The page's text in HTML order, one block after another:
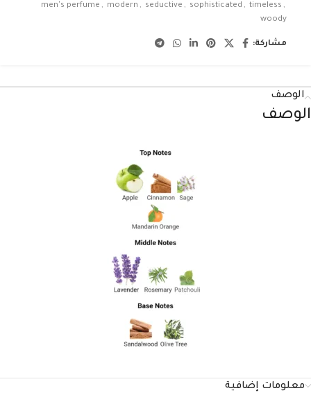
men's perfume , modern , seductive , sophisticated , timeless ,
woody
مشاركة:
الوصف
الوصف
معلومات إضافية